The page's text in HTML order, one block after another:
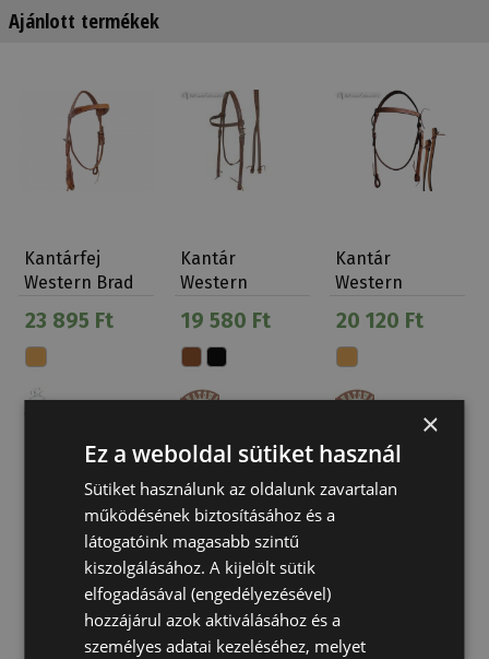
Ajánlott termékek
Kantárfej
Western Brad
Virágdísze…
23 895 Ft
Kantár
Western
Fülrózsa
19 580 Ft
Kantár
Western
141
20 120 Ft
×
Ez a weboldal sütiket használ
Sütiket használunk az oldalunk zavartalan
működésének biztosításához és a
látogatóink magasabb szintű
kiszolgálásához. A kijelölt sütik
elfogadásával (engedélyezésével)
hozzájárul azok aktiválásához és a
személyes adatai kezeléséhez, melyet